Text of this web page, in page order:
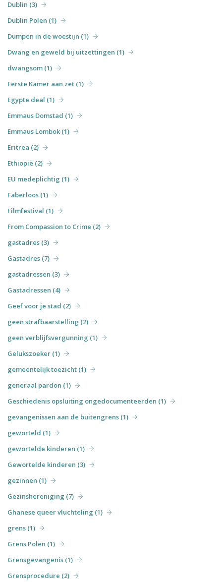
Dublin (3)
Dublin Polen (1)
Dumpen in de woestijn (1)
Dwang en geweld bij uitzettingen (1)
dwangsom (1)
Eerste Kamer aan zet (1)
Egypte deal (1)
Emmaus Domstad (1)
Emmaus Lombok (1)
Eritrea (2)
Ethiopië (2)
EU medeplichtig (1)
Faberloos (1)
Filmfestival (1)
From Compassion to Crime (2)
gastadres (3)
Gastadres (7)
gastadressen (3)
Gastadressen (4)
Geef voor je stad (2)
geen strafbaarstelling (2)
geen verblijfsvergunning (1)
Gelukszoeker (1)
gemeentelijk toezicht (1)
generaal pardon (1)
Geschiedenis opsluiting ongedocumenteerden (1)
gevangenissen aan de buitengrens (1)
geworteld (1)
gewortelde kinderen (1)
Gewortelde kinderen (3)
gezinnen (1)
Gezinshereniging (7)
Ghanese queer vluchteling (1)
grens (1)
Grens Polen (1)
Grensgevangenis (1)
Grensprocedure (2)